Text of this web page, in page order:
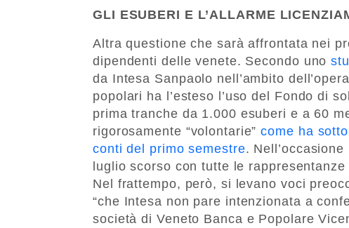
GLI ESUBERI E L’ALLARME
Altra questione che sarà affrontata nei
dipendenti delle venete. Secondo uno
da Intesa Sanpaolo nell’ambito
popolari ha l’esteso l’uso del Fondo di
prima tranche da 1.000 esuberi e a 60
rigorosamente “volontarie”come ha
conti del primo semestre.
luglio scorso con tutte le
Nel frattempo, però, si levano voci
“che Intesa non pare intenzionata a
società di Veneto Banca e Popolare